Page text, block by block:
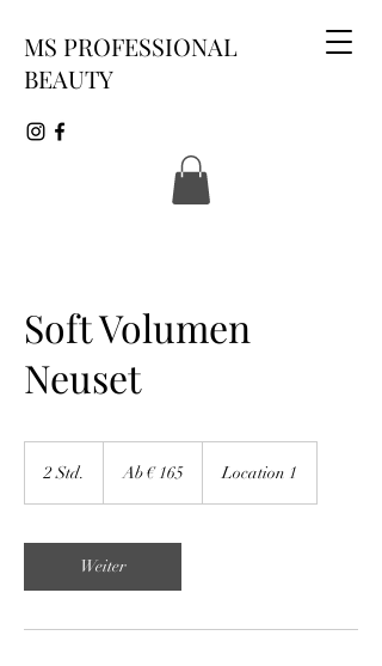
MS PROFESSIONAL
BEAUTY
Soft Volumen
Neuset
2 Std.
d
.
EuroAb € 165 Location 1
Weiter